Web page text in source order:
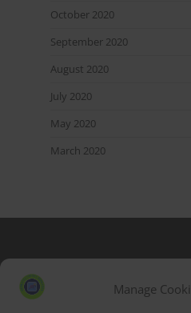
Manage
October 2020
September 2020
August 2020
July 2020
May 2020
March 2020